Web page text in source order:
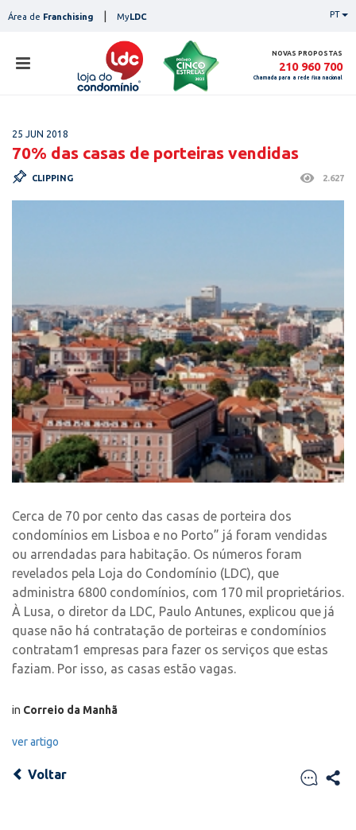
toÁrea de Franchising MyLDC PT
NOVAS PROPOSTAS
210 960 700
Chamada para a rede fixa nacional
25 JUN 2018
70% das casas de porteiras vendidas
CLIPPING 2.627
Cerca de 70 por cento das casas de porteira dos
condomínios em Lisboa e no Porto” já foram vendidas
ou arrendadas para habitação. Os números foram
revelados pela Loja do Condomínio (LDC), que
administra 6800 condomínios, com 170 mil proprietários.
À Lusa, o diretor da LDC, Paulo Antunes, explicou que já
quase não há contratação de porteiras e condomínios
contratam1 empresas para fazer os serviços que estas
faziam. Por isso, as casas estão vagas.
in Correio da Manhã
ver artigo
Voltar